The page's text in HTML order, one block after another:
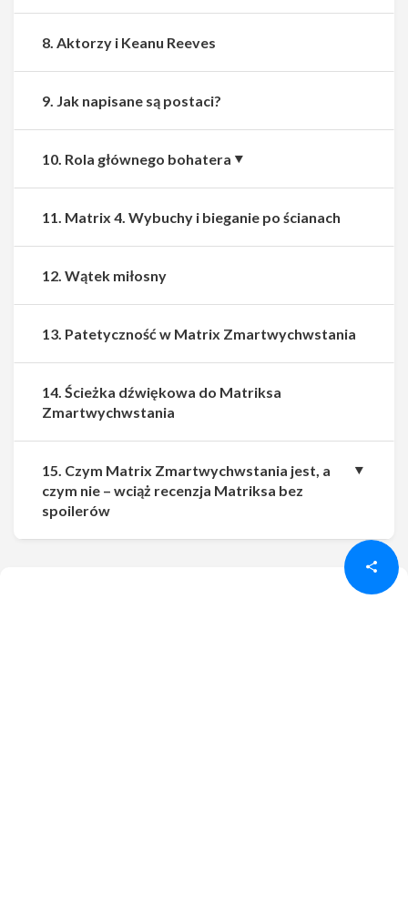
8. Aktorzy i Keanu Reeves
9. Jak napisane są postaci?
10. Rola głównego bohatera
11. Matrix 4. Wybuchy i bieganie po ścianach
12. Wątek miłosny
13. Patetyczność w Matrix Zmartwychwstania
14. Ścieżka dźwiękowa do Matriksa
Zmartwychwstania
15. Czym Matrix Zmartwychwstania jest, a
czym nie – wciąż recenzja Matriksa bez
spoilerów